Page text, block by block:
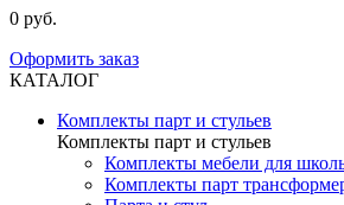
0 руб.
Оформить заказ
КАТАЛОГ
Комплекты парт и стульев
Комплекты парт и стульев
Комплекты мебели для
Комплекты парт